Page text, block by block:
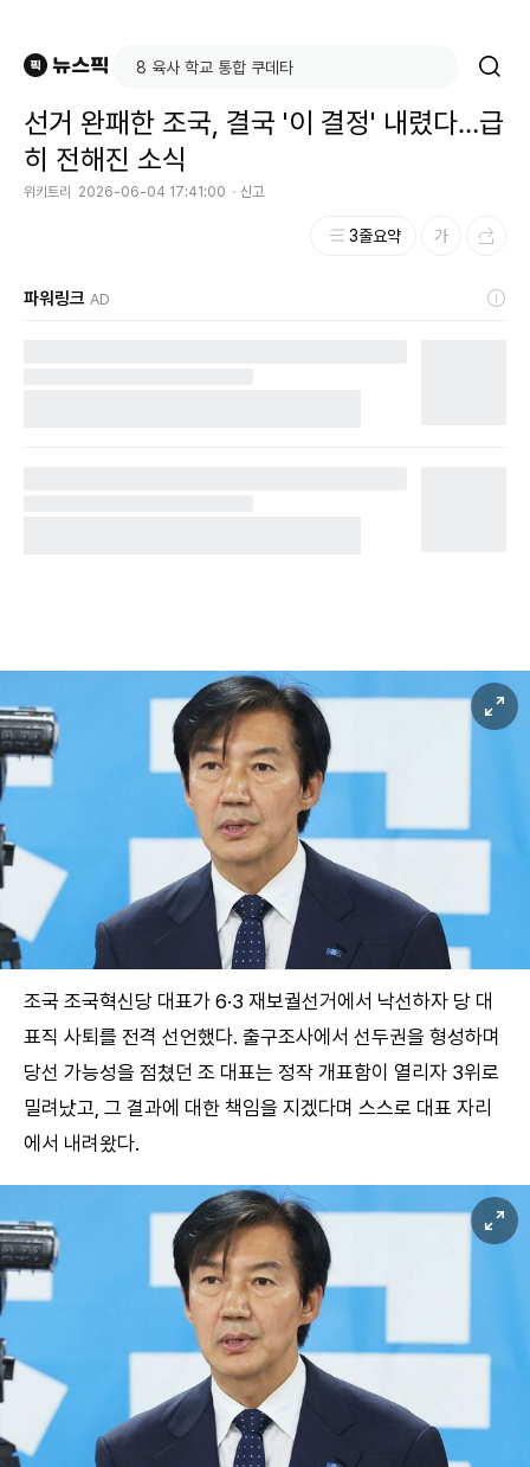
선거 완패한 조국, 결국 '이 결정' 내렸다…급
히 전해진 소식
위키트리 2026-06-04 17:41:00 신고
3줄요약
파워링크 AD
조국 조국혁신당 대표가 6·3 재보궐선거에서 낙선하자 당 대
표직 사퇴를 전격 선언했다. 출구조사에서 선두권을 형성하며
당선 가능성을 점쳤던 조 대표는 정작 개표함이 열리자 3위로
밀려났고, 그 결과에 대한 책임을 지겠다며 스스로 대표 자리
에서 내려왔다.